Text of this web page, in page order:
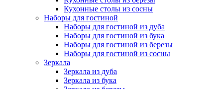
Кухонные столы из сосны
Наборы для гостиной
Наборы для гостиной из дуба
Наборы для гостиной из бука
Наборы для гостиной из березы
Наборы для гостиной из сосны
Зеркала
Зеркала из дуба
Зеркала из бука